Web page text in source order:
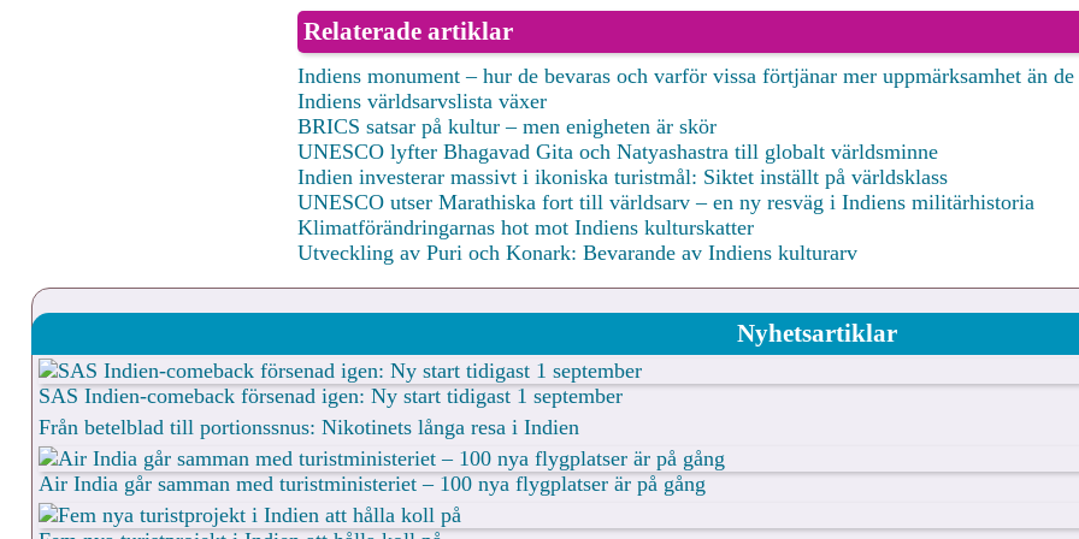
Relaterade artiklar
Indiens monument – hur de bevaras och varför vissa förtjänar mer uppmärksamhet än
Indiens världsarvslista växer
BRICS satsar på kultur – men enigheten är skör
UNESCO lyfter Bhagavad Gita och Natyashastra till globalt världsminne
Indien investerar massivt i ikoniska turistmål: Siktet inställt på världsklass
UNESCO utser Marathiska fort till världsarv – en ny resväg i Indiens militärhistoria
Klimatförändringarnas hot mot Indiens kulturskatter
Utveckling av Puri och Konark: Bevarande av Indiens kulturarv
Nyhetsartiklar
SAS Indien-comeback försenad igen: Ny start tidigast 1 september
Från betelblad till portionssnus: Nikotinets långa resa i Indien
Air India går samman med turistministeriet – 100 nya flygplatser är på gång